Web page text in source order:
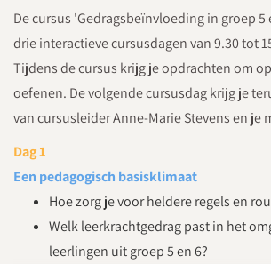
De cursus 'Gedragsbeïnvloeding in groep
drie interactieve cursusdagen van 9.30 tot
Tijdens de cursus krijg je opdrachten om
oefenen. De volgende cursusdag krijg je
van cursusleider Anne-Marie Stevens en je
Dag 1
Een pedagogisch basisklimaat
Hoe zorg je voor heldere regels en
Welk leerkrachtgedrag past in het
leerlingen uit groep 5 en 6?